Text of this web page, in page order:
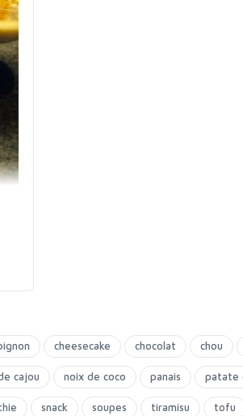
cheesecake chocolat chou
cajou noix de coco panais patate
snack soupes tiramisu tofu